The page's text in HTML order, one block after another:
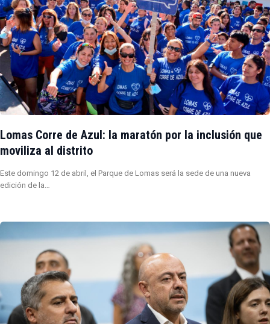
Lomas Corre de Azul: la maratón por la inclusión que
moviliza al distrito
Este domingo 12 de abril, el Parque de Lomas será la sede de una nueva
edición de la…